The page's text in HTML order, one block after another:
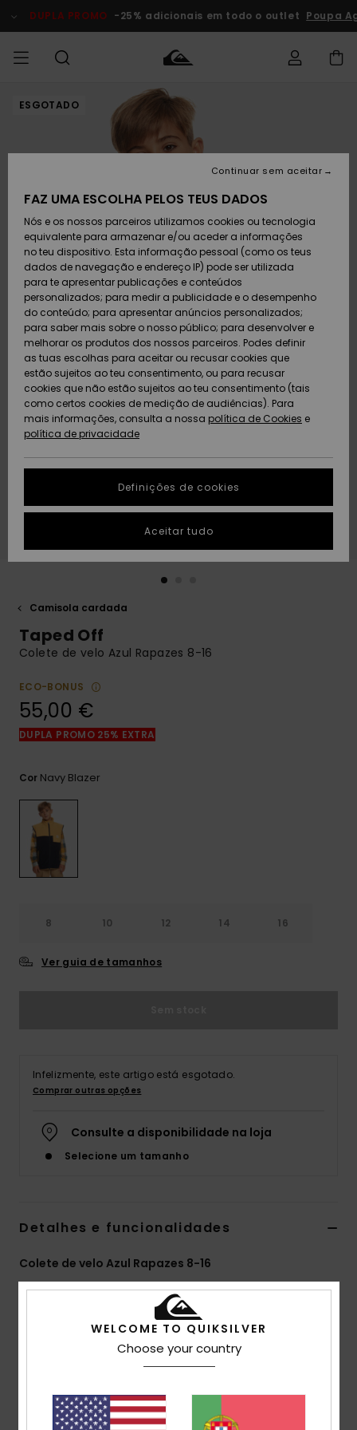
do
DUPLA PROMO -25% adicionais em todo o outlet Poupa
HOMEM
Calçado e
chinelos
Surfe/água
Snow
Artigos
recém-
chegados
Coleções
MENINO
Calçado e
chinelos
Surfe/água
Neve
Artigos
recém-
chegados
Highlights
MULHER
chegados
Highlights
Snow
SURF
Surf Shop
Homem
Crianças
Highlights
Community
SNOW
Homem
Artigos
Criança
Snow Shop
Feminino
Highlights
Community
DUPLA
PROMO
Homem
Criança
Outlet
Mulher
AJUDA
Acede à tua
encomenda
Devoluções
Pagamento
Cartão
presente
Quiksilver
Freedom
Protecção de
dados
Guia de
tamanhos
conversa para
obteres a
resposta mais
rápida à tua
Encontra
frequentes e o
SUSTAINABILITY
PRESENTE
DESEJO
ESGOTADO
Camisola cardada
Taped Off
Colete de velo Azul Rapazes 8-16
ECO-BONUS
55,00 €
DUPLA PROMO 25% EXTRA
Cor Navy Blazer
8 10 12 14 16
Ver guia de tamanhos
Infelizmente, este artigo está esgotado.
Comprar outras opções
Consulte a disponibilidade na loja
Selecione um tamanho
Detalhes e funcionalidades
Colete de velo Azul Rapazes 8-16
EstiloEQBFT03853 Código de Corbyj0
Características
Tecido Eco-consciente:
Tecido ripstop de poliéster
Corte:Normal
Gola:Meia gola
WELCOME TO QUIKSILVER
Choose your country
FAZ UMA ESCOLHA PELOS TEUS DADOS
Nós e os nossos parceiros utilizamos cookies ou tecnologia
equivalente para armazenar e/ou aceder a informações
no teu dispositivo. Esta informação pessoal (como os teus
dados de navegação e endereço IP) pode ser utilizada
para te apresentar publicações e conteúdos
personalizados; para medir a publicidade e o desempenho
do conteúdo; para apresentar anúncios personalizados;
para saber mais sobre o nosso público; para desenvolver e
melhorar os produtos dos nossos parceiros. Podes definir
as tuas escolhas para aceitar ou recusar cookies que
estão sujeitos ao teu consentimento, ou para recusar
cookies que não estão sujeitos ao teu consentimento (tais
como certos cookies de medição de audiências). Para
mais informações, consulta a nossa política de Cookies e
política de privacidade
Definições de cookies
Continuar sem aceitar
Aceitar tudo